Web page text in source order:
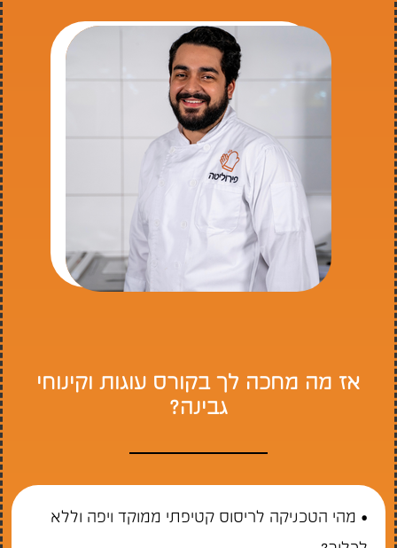
אז מה מחכה לך בקורס עוגות וקינוחי
גבינה?
• מהי הטכניקה לריסוס קטיפתי ממוקד ויפה וללא